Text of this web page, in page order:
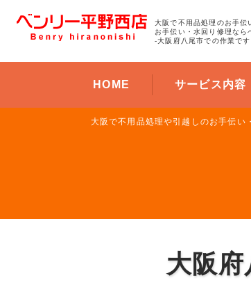
大阪で不用品処理のお手伝
お手伝い・水回り修理なら
-大阪府八尾市での作業で
HOME サービス内容
大阪で不用品処理や引越しのお手伝い
大阪